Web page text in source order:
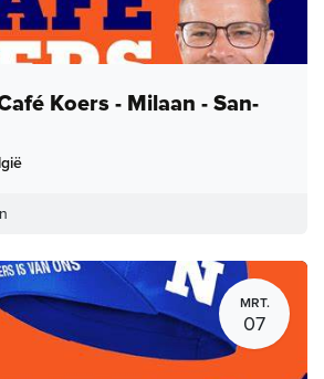
Koers - Milaan - San-
MRT.
07